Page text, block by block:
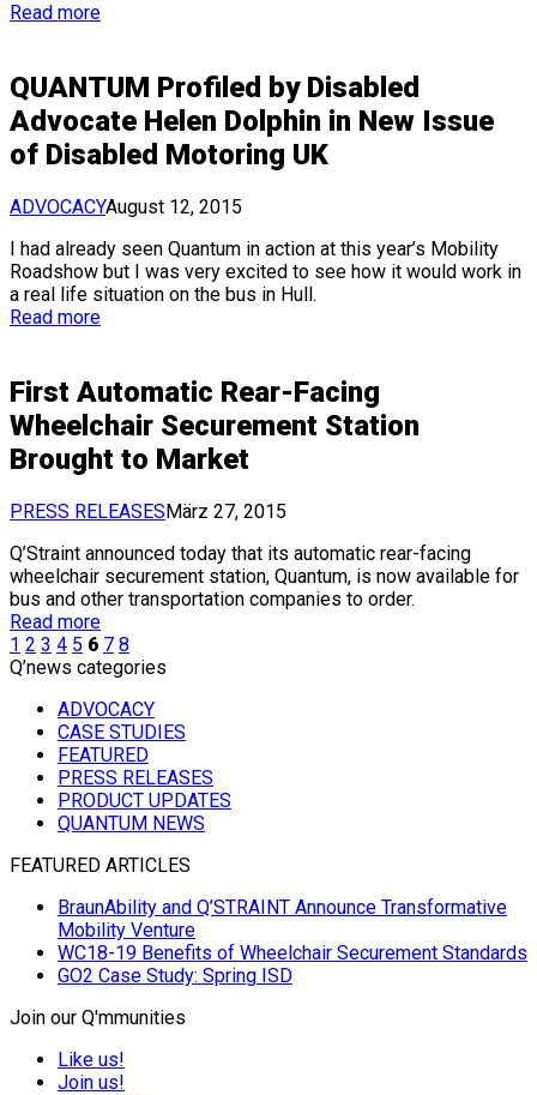
Read more
QUANTUM Profiled by Disabled
Advocate Helen Dolphin in New Issue
of Disabled Motoring UK
ADVOCACYAugust 12, 2015
I had already seen Quantum in action at this year’s Mobility
Roadshow but I was very excited to see how it would work in
a real life situation on the bus in Hull.
Read more
First Automatic Rear-Facing
Wheelchair Securement Station
Brought to Market
PRESS RELEASESMärz 27, 2015
Q’Straint announced today that its automatic rear-facing
wheelchair securement station, Quantum, is now available for
bus and other transportation companies to order.
Read more
1 2 3 4 5 6 7 8
Q’news categories
ADVOCACY
CASE STUDIES
FEATURED
PRESS RELEASES
PRODUCT UPDATES
QUANTUM NEWS
FEATURED ARTICLES
BraunAbility and Q’STRAINT Announce Transformative
Mobility Venture
WC18-19 Benefits of Wheelchair Securement Standards
GO2 Case Study: Spring ISD
Join our Q'mmunities
Like us!
Join us!